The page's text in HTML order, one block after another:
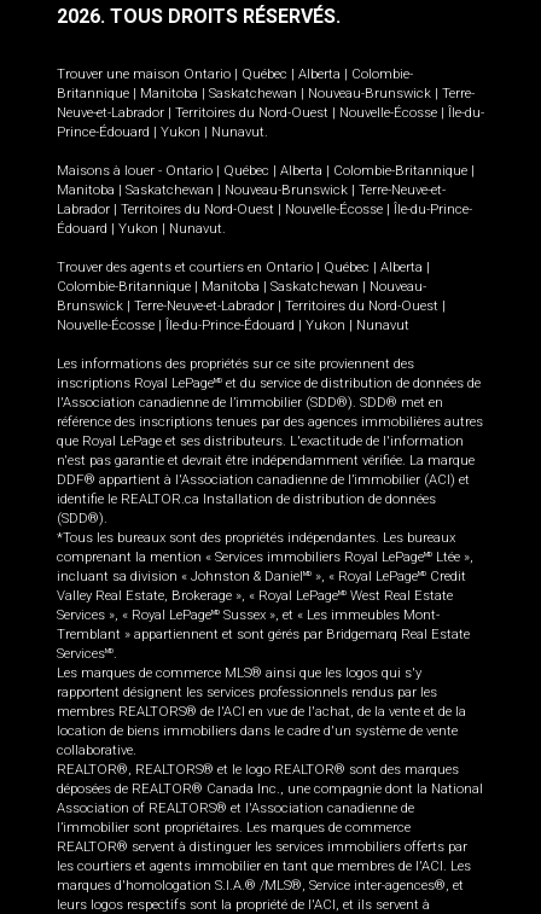
2026. TOUS DROITS RÉSERVÉS.
Trouver une maison Ontario Québec Alberta
Colombie-
Britannique
Manitoba Saskatchewan Nouveau-Brunswick
Terre-
Neuve-et-Labrador
Territoires du Nord-Ouest Nouvelle-Écosse
Île-du-
Prince-Édouard
Yukon Nunavut.
Maisons à louer - Ontario Québec Alberta Colombie-Britannique
Manitoba
Saskatchewan Nouveau-Brunswick
Terre-Neuve-et-
Labrador
Territoires du Nord-Ouest Nouvelle-Écosse
Île-du-Prince-
Édouard
Yukon Nunavut.
Trouver des agents et courtiers en Ontario Québec Alberta
Colombie-Britannique
Manitoba Saskatchewan
Nouveau-
Brunswick
Terre-Neuve-et-Labrador Territoires du Nord-Ouest
Nouvelle-Écosse
Île-du-Prince-Édouard Yukon Nunavut
Les informations des propriétés sur ce site proviennent des
inscriptions Royal LePageMD et du service de distribution de données de
l'Association canadienne de l’immobilier (SDD®). SDD® met en
référence des inscriptions tenues par des agences immobilières autres
que Royal LePage et ses distributeurs. L'exactitude de l'information
n'est pas garantie et devrait être indépendamment vérifiée. La marque
DDF® appartient à l'Association canadienne de l’immobilier (ACI) et
identifie le REALTOR.ca Installation de distribution de données
(SDD®).
*Tous les bureaux sont des propriétés indépendantes. Les bureaux
comprenant la mention « Services immobiliers Royal LePageMD
Ltée »,
incluant sa division « Johnston & Daniel MD », « Royal LePageMD
Credit
Valley Real Estate, Brokerage », « Royal LePageMD West Real Estate
Services », « Royal LePageMD Sussex », et « Les immeubles Mont-
Tremblant » appartiennent et sont gérés par Bridgemarq Real Estate
ServicesMD.
Les marques de commerce MLS® ainsi que les logos qui s'y
rapportent désignent les services professionnels rendus par les
membres REALTORS® de l'ACI en vue de l'achat, de la vente et de la
location de biens immobiliers dans le cadre d'un système de vente
collaborative.
REALTOR®, REALTORS® et le logo REALTOR® sont des marques
déposées de REALTOR® Canada Inc., une compagnie dont la National
Association of REALTORS® et l'Association canadienne de
l’immobilier sont propriétaires. Les marques de commerce
REALTOR® servent à distinguer les services immobiliers offerts par
les courtiers et agents immobilier en tant que membres de l'ACI. Les
marques d'homologation S.I.A.® /MLS®, Service inter-agences®, et
leurs logos respectifs sont la propriété de l'ACI, et ils servent à